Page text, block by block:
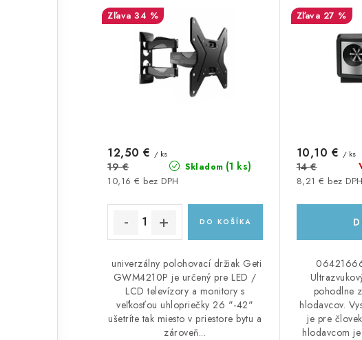
e
p
r
u
t
o
v
34 %
Skladom (1 ks)
10,16 € bez DPH
12,50 € / ks
19 €
DO KOŠÍKA
univerzálny polohovací držiak Geti
GWM4210P je určený pre LED /
LCD televízory a monitory s
veľkosťou uhlopriečky 26 "-42"
ušetríte tak miesto v priestore bytu a
zároveň...
27 %
8,21 € bez DPH
10,10 € / ks
14 €
pohodlne
hlodavcov.
je pre
hlodavcom